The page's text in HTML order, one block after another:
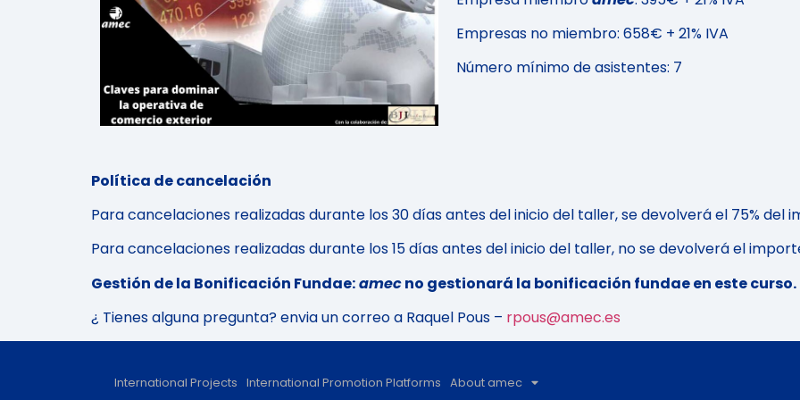
Empresas no miembro: 658€ + 21% IVA
Número mínimo de asistentes: 7
Política de cancelación
Para cancelaciones realizadas durante los 30 días antes del inicio del taller, se devolverá el 75% del
Para cancelaciones realizadas durante los 15 días antes del inicio del taller, no se devolverá el
Gestión de la Bonificación Fundae:amecno gestionará la bonificación fundae en este curso.
¿ Tienes alguna pregunta? envia un correo a Raquel Pous – rpous@amec.es
International Projects International Promotion Platforms About amec